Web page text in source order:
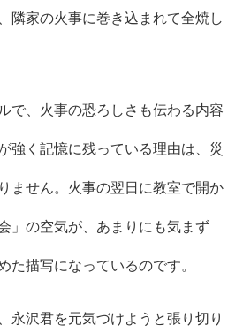
隣家の火事に巻き込まれて全焼し
で、火事の恐ろしさも伝わる内容
強く記憶に残っている理由は、災
ません。火事の翌日に教室で開か
」の空気が、あまりにも気まず
た描写になっているのです。
永沢君を元気づけようと張り切り